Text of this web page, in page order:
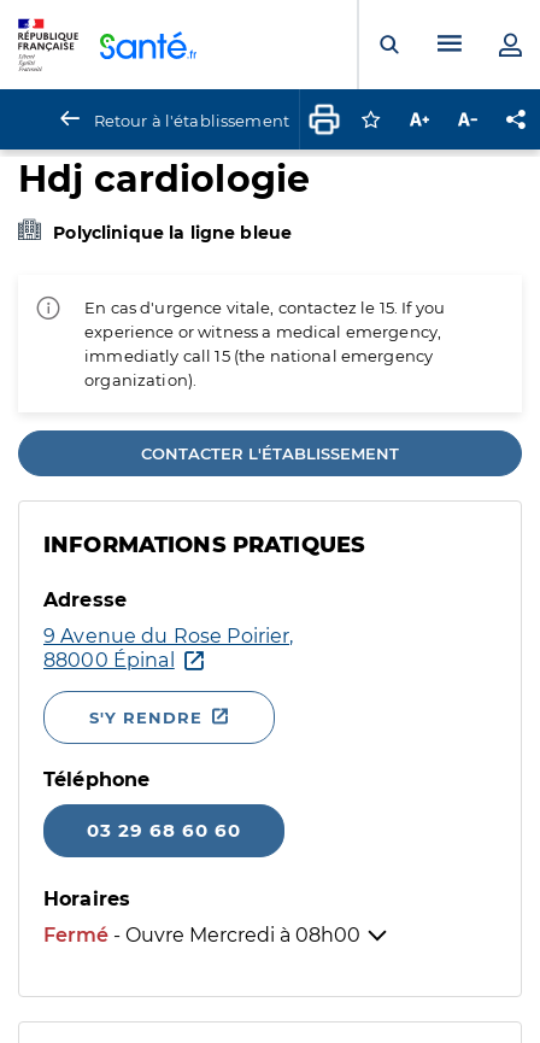
Ouvrir laMenu
Retour à l'établissement Connectez-vous
Augmenter la
Hdj cardiologie
Polyclinique la ligne bleue
En cas d'urgence vitale, contactez le 15. If you
experience or witness a medical emergency,
immediatly call 15 (the national emergency
organization).
CONTACTER L'ÉTABLISSEMENT
INFORMATIONS PRATIQUES
Adresse
9 Avenue du Rose Poirier,
88000 Épinal
S'Y RENDRE
Téléphone
03 29 68 60 60
Horaires
Fermé - Ouvre Mercredi à 08h00